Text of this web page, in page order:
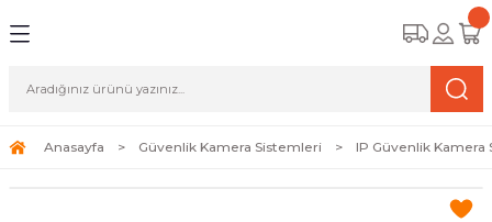
Sistemleri
Sistemleri (Network Kameraları)
Güvenlik
Duvarı) Cihazları
ve Depolama Ürünleri
Anasayfa Güvenlik Kamera Sistemleri IP Güvenlik Kamera